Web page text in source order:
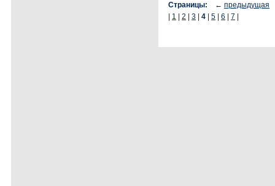
Страницы: ← предыдущая
1 2 3 4 5 6 7